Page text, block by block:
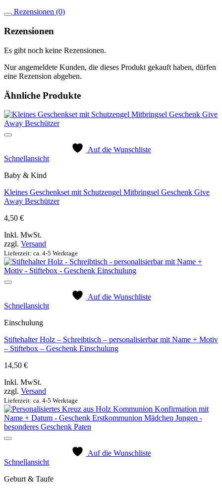
Rezensionen (0)
Rezensionen
Es gibt noch keine Rezensionen.
Nur angemeldete Kunden, die dieses Produkt gekauft haben, dürfen
eine Rezension abgeben.
Ähnliche Produkte
Auf die Wunschliste
Schnellansicht
Baby & Kind
Kleines Geschenkset mit Schutzengel Mitbringsel Geschenk Give
Away Beschützer
4,50 €
Inkl. MwSt.
zzgl. Versand
Lieferzeit: ca. 4-5 Werktage
Auf die Wunschliste
Schnellansicht
Einschulung
Stiftehalter Holz – Schreibtisch – personalisierbar mit Name + Motiv
– Stiftebox – Geschenk Einschulung
14,50 €
Inkl. MwSt.
zzgl. Versand
Lieferzeit: ca. 4-5 Werktage
Auf die Wunschliste
Schnellansicht
Geburt & Taufe